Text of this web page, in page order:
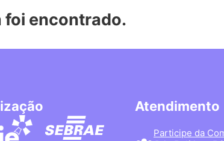
foi encontrado.
Atendimento
Participe da